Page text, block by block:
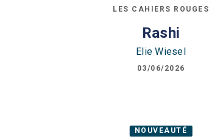
LES CAHIERS ROUGES
Rashi
Elie Wiesel
03/06/2026
NOUVEAUTÉ